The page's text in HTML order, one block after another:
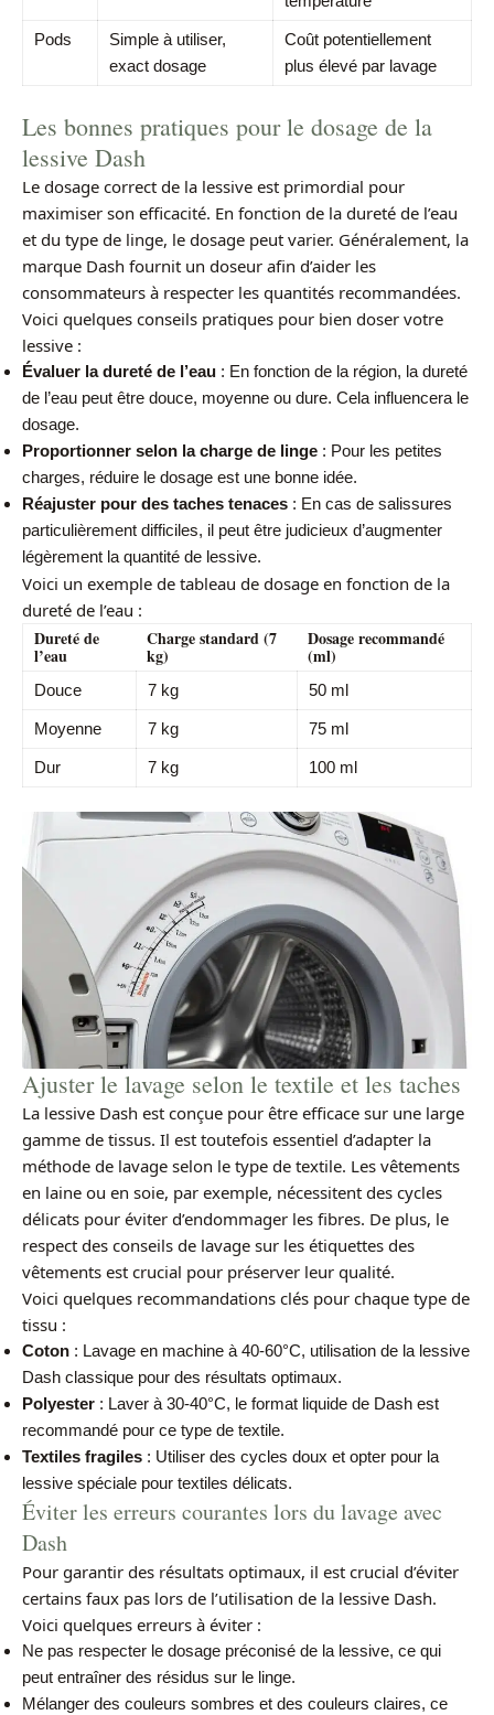
Pods
Simple à utiliser,
exact dosage
Coût potentiellement
plus élevé par lavage
Les bonnes pratiques pour le dosage de la
lessive Dash
Le dosage correct de la lessive est primordial pour
maximiser son efficacité. En fonction de la dureté de l’eau
et du type de linge, le dosage peut varier. Généralement, la
marque Dash fournit un doseur afin d’aider les
consommateurs à respecter les quantités recommandées.
Voici quelques conseils pratiques pour bien doser votre
lessive :
Évaluer la dureté de l’eau : En fonction de la région, la dureté
de l’eau peut être douce, moyenne ou dure. Cela influencera le
dosage.
Proportionner selon la charge de linge : Pour les petites
charges, réduire le dosage est une bonne idée.
Réajuster pour des taches tenaces : En cas de salissures
particulièrement difficiles, il peut être judicieux d’augmenter
légèrement la quantité de lessive.
Voici un exemple de tableau de dosage en fonction de la
dureté de l’eau :
Dureté de
l’eau
Charge standard (7
kg)
Dosage recommandé
(ml)
Douce 7 kg 50 ml
Moyenne 7 kg 75 ml
Dur 7 kg 100 ml
Ajuster le lavage selon le textile et les taches
La lessive Dash est conçue pour être efficace sur une large
gamme de tissus. Il est toutefois essentiel d’adapter la
méthode de lavage selon le type de textile. Les vêtements
en laine ou en soie, par exemple, nécessitent des cycles
délicats pour éviter d’endommager les fibres. De plus, le
respect des conseils de lavage sur les étiquettes des
vêtements est crucial pour préserver leur qualité.
Voici quelques recommandations clés pour chaque type de
tissu :
Coton : Lavage en machine à 40-60°C, utilisation de la lessive
Dash classique pour des résultats optimaux.
Polyester : Laver à 30-40°C, le format liquide de Dash est
recommandé pour ce type de textile.
Textiles fragiles : Utiliser des cycles doux et opter pour la
lessive spéciale pour textiles délicats.
Éviter les erreurs courantes lors du lavage avec
Dash
Pour garantir des résultats optimaux, il est crucial d’éviter
certains faux pas lors de l’utilisation de la lessive Dash.
Voici quelques erreurs à éviter :
Ne pas respecter le dosage préconisé de la lessive, ce qui
peut entraîner des résidus sur le linge.
Mélanger des couleurs sombres et des couleurs claires, ce